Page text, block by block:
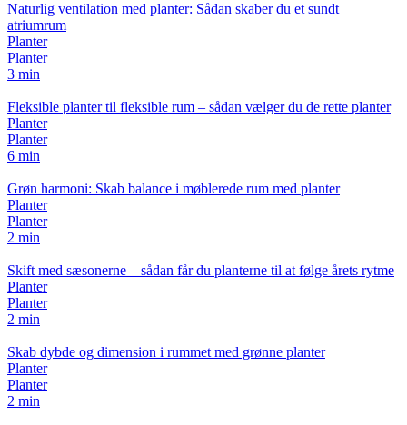
Naturlig ventilation med planter: Sådan skaber du et sundt
atriumrum
Planter
Planter
3 min
Fleksible planter til fleksible rum – sådan vælger du de rette planter
Planter
Planter
6 min
Grøn harmoni: Skab balance i møblerede rum med planter
Planter
Planter
2 min
Skift med sæsonerne – sådan får du planterne til at følge årets rytme
Planter
Planter
2 min
Skab dybde og dimension i rummet med grønne planter
Planter
Planter
2 min